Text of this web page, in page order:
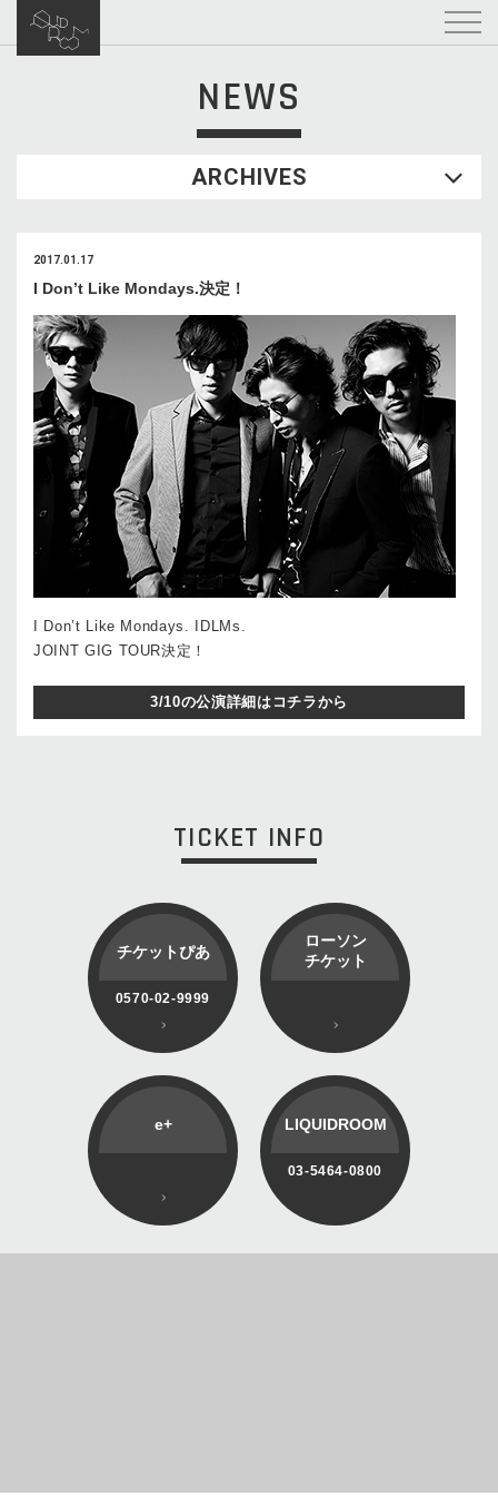
NEWS
ARCHIVES
2017.01.17
I Don’t Like Mondays.決定！
I Don’t Like Mondays. IDLMs.
JOINT GIG TOUR決定！
3/10の公演詳細はコチラから
TICKET INFO
チケットぴあ
0570-02-9999
ローソン
チケット
e+ LIQUIDROOM
03-5464-0800